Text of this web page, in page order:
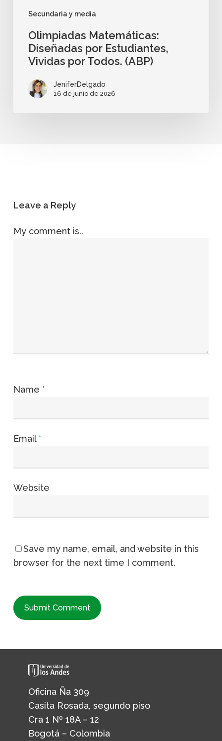
Secundaria y media
Olimpiadas Matemáticas:
Diseñadas por Estudiantes,
Vividas por Todos. (ABP)
JeniferDelgado
16 de junio de 2026
Leave a Reply
My comment is..
Name *
Email*
Website
Save my name, email, and website in this
browser for the next time I comment.
Oficina Ña 309
Casita Rosada, segundo piso
Cra 1 Nº 18A – 12
Bogotá – Colombia